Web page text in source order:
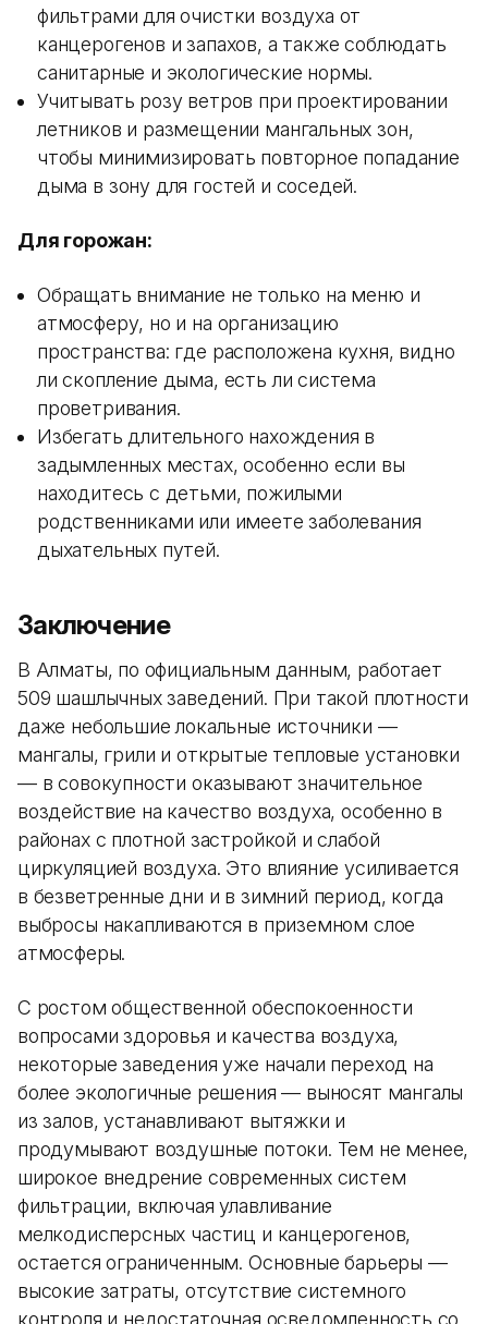
фильтрами для очистки воздуха от
канцерогенов и запахов, а также соблюдать
санитарные и экологические нормы.
Учитывать розу ветров при проектировании
летников и размещении мангальных зон,
чтобы минимизировать повторное попадание
дыма в зону для гостей и соседей.
Для горожан:
Обращать внимание не только на меню и
атмосферу, но и на организацию
пространства: где расположена кухня, видно
ли скопление дыма, есть ли система
проветривания.
Избегать длительного нахождения в
задымленных местах, особенно если вы
находитесь с детьми, пожилыми
родственниками или имеете заболевания
дыхательных путей.
Заключение
В Алматы, по официальным данным, работает
509 шашлычных заведений. При такой плотности
даже небольшие локальные источники —
мангалы, грили и открытые тепловые установки
— в совокупности оказывают значительное
воздействие на качество воздуха, особенно в
районах с плотной застройкой и слабой
циркуляцией воздуха. Это влияние усиливается
в безветренные дни и в зимний период, когда
выбросы накапливаются в приземном слое
атмосферы.
С ростом общественной обеспокоенности
вопросами здоровья и качества воздуха,
некоторые заведения уже начали переход на
более экологичные решения — выносят мангалы
из залов, устанавливают вытяжки и
продумывают воздушные потоки. Тем не менее,
широкое внедрение современных систем
фильтрации, включая улавливание
мелкодисперсных частиц и канцерогенов,
остается ограниченным. Основные барьеры —
высокие затраты, отсутствие системного
контроля и недостаточная осведомленность со